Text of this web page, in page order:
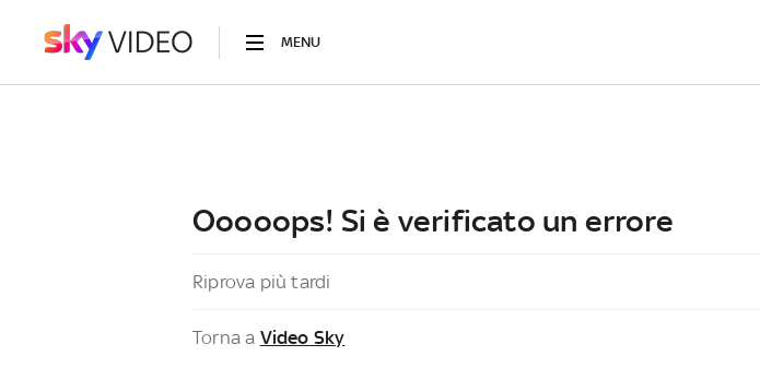
MENU
Ooooops! Si è verificato un errore
Riprova più tardi
Torna a Video Sky